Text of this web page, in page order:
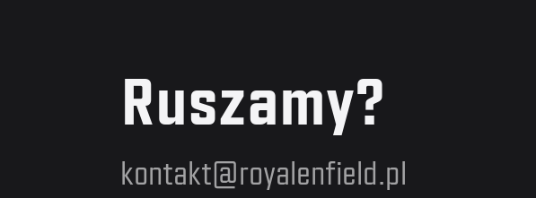
Ruszamy?
kontakt@royalenfield.pl